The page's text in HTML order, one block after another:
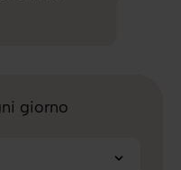
giorno